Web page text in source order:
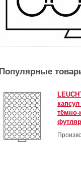
Популярные